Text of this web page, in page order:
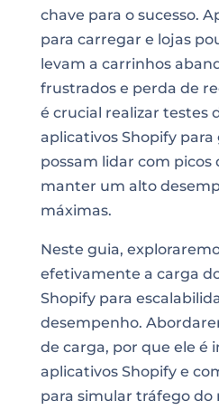
chave para o sucesso.
para carregar e lojas
levam a carrinhos
frustrados e perda de
é crucial realizar testes
aplicativos Shopify
possam lidar com picos
manter um alto
máximas.
Neste guia,
efetivamente a carga
Shopify para
desempenho.
de carga, por que ele é
aplicativos Shopify e
para simular tráfego